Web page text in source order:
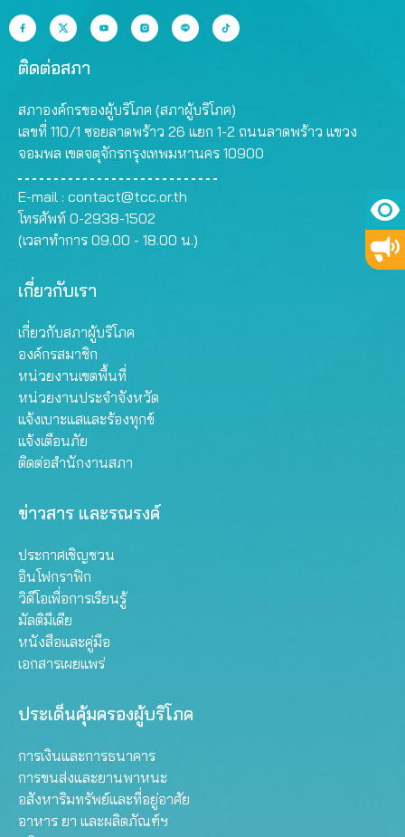
ติดต่อสภา
สภาองค์กรของผู้บริโภค (สภาผู้บริโภค)
เลขที่ 110/1 ซอยลาดพร้าว 26 แยก 1-2 ถนนลาดพร้าว แขวง
จอมพล เขตจตุจักรกรุงเทพมหานคร 10900
E-mail : contact@tcc.or.th
โทรศัพท์ 0-2938-1502
(เวลาทำการ 09.00 - 18.00 น.)
เกี่ยวกับเรา
เกี่ยวกับสภาผู้บริโภค
องค์กรสมาชิก
หน่วยงานเขตพื้นที่
หน่วยงานประจำจังหวัด
แจ้งเบาะแสและร้องทุกข์
แจ้งเตือนภัย
ติดต่อสำนักงานสภา
ข่าวสาร และรณรงค์
ประกาศเชิญชวน
อินโฟกราฟิก
วิดีโอเพื่อการเรียนรู้
มัลติมีเดีย
หนังสือและคู่มือ
เอกสารเผยแพร่
ประเด็นคุ้มครองผู้บริโภค
การเงินและการธนาคาร
การขนส่งและยานพาหนะ
อสังหาริมทรัพย์และที่อยู่อาศัย
อาหาร ยา และผลิตภัณฑ์ฯ